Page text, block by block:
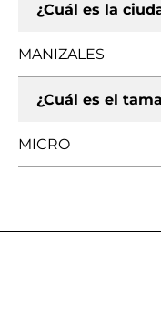
¿Cuál es la
MANIZALES
¿Cuál es el
MICRO